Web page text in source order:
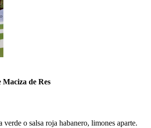
Maciza de Res
verde o salsa roja habanero, limones aparte.